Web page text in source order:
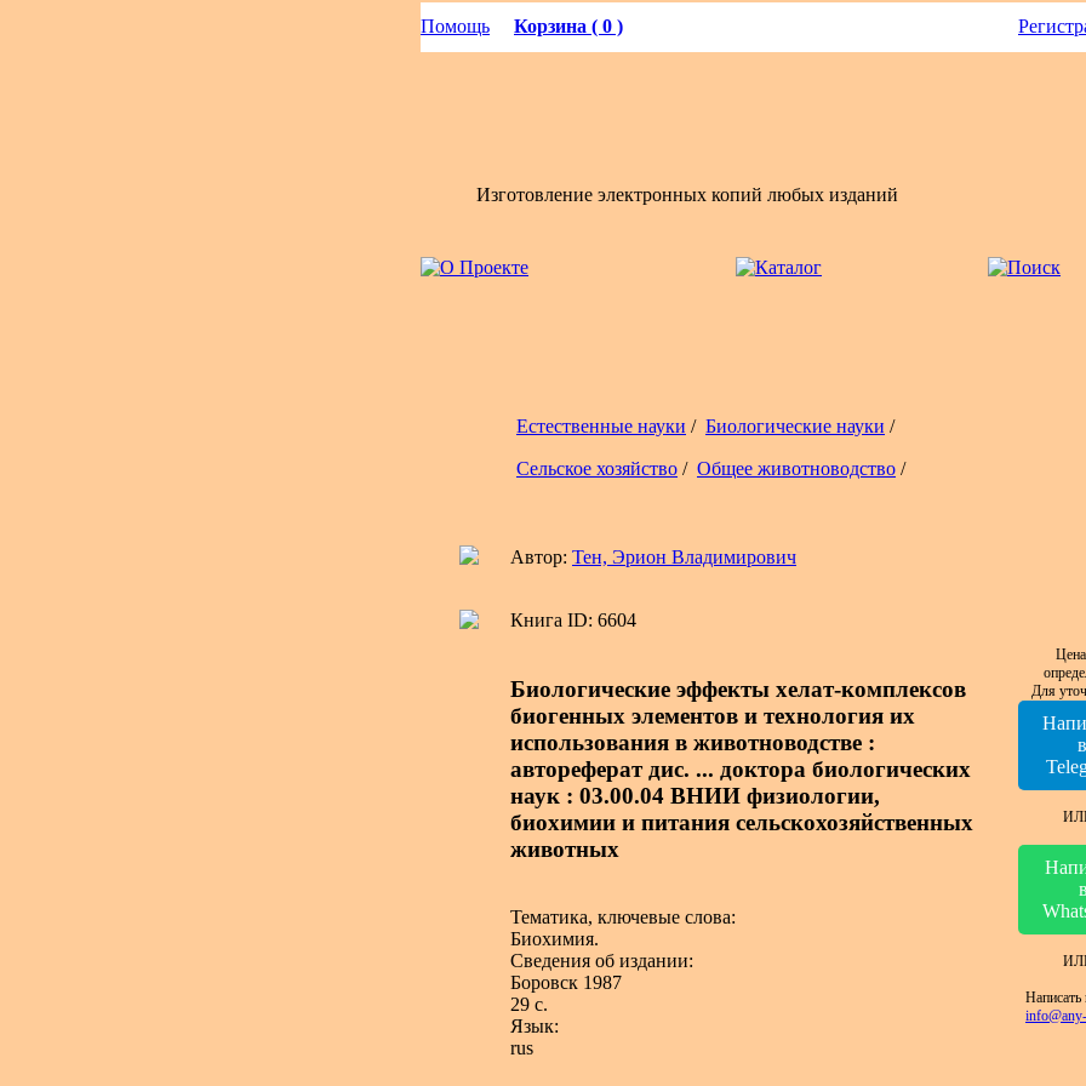
Помощь Корзина ( 0 )
Изготовление электронных копий любых изданий
Естественные науки / Биологические науки /
Сельское хозяйство / Общее животноводство /
Автор: Тен, Эрион Владимирович
Книга ID: 6604
Биологические эффекты хелат-комплексов
биогенных элементов и технология их
использования в животноводстве :
автореферат дис. ... доктора биологических
наук : 03.00.04 ВНИИ физиологии,
биохимии и питания сельскохозяйственных
животных
Тематика, ключевые слова:
Биохимия.
Сведения об издании:
Боровск 1987
29 с.
Язык:
rus
Для
в
в
Написать